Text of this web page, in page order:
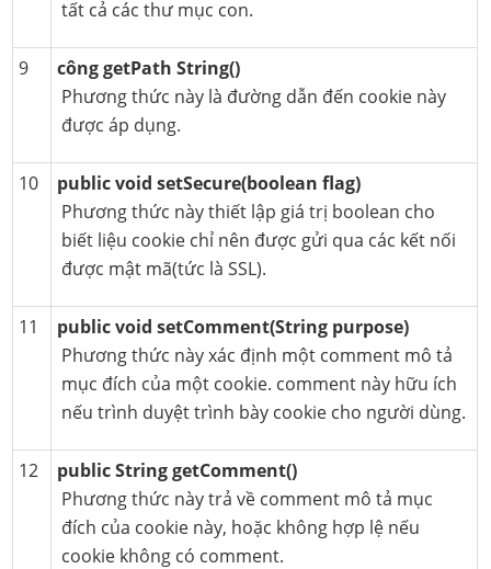
tất cả các thư mục con.
9
công getPath String()
Phương thức này là đường dẫn đến cookie này
được áp dụng.
10
public void setSecure(boolean flag)
Phương thức này thiết lập giá trị boolean cho
biết liệu cookie chỉ nên được gửi qua các kết nối
được mật mã(tức là SSL).
11
public void setComment(String purpose)
Phương thức này xác định một comment mô tả
mục đích của một cookie. comment này hữu ích
nếu trình duyệt trình bày cookie cho người dùng.
12
public String getComment()
Phương thức này trả về comment mô tả mục
đích của cookie này, hoặc không hợp lệ nếu
cookie không có comment.